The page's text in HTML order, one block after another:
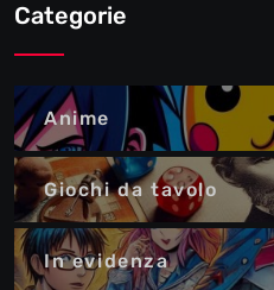
Categorie
Anime
Giochi da tavolo
In evidenza